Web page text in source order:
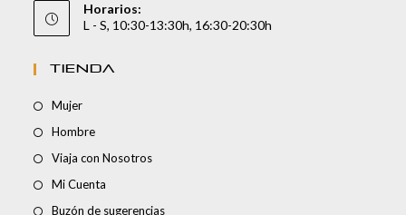
Horarios:
L - S, 10:30-13:30h, 16:30-20:30h
TIENDA
Mujer
Hombre
Viaja con Nosotros
Mi Cuenta
Buzón de sugerencias